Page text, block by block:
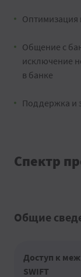
Оптимизация
Общение с
исключение
в банке
Поддержка и
Спектр
Общие
Доступ к
SWIFT